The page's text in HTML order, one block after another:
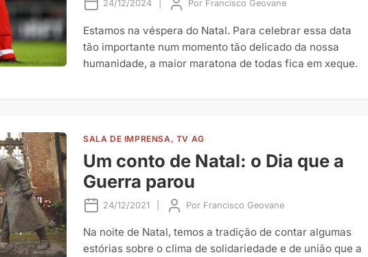
24/12/2024 Por Francisco Geovane
Estamos na véspera do Natal. Para celebrar essa data
tão importante num momento tão delicado da nossa
humanidade, a maior maratona de todas fica em xeque.
SALA DE IMPRENSA, TV AG
Um conto de Natal: o Dia que a
Guerra parou
24/12/2021 Por Francisco Geovane
Na noite de Natal, temos a tradição de contar algumas
estórias sobre o clima de solidariedade e de união que a